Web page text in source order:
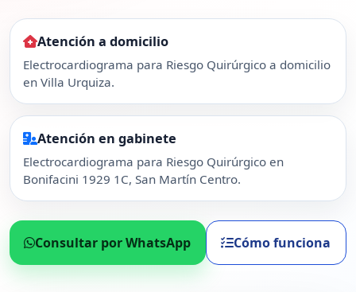
Atención a domicilio
Electrocardiograma para Riesgo Quirúrgico a domicilio
en Villa Urquiza.
Atención en gabinete
Electrocardiograma para Riesgo Quirúrgico en
Bonifacini 1929 1C, San Martín Centro.
Consultar por WhatsApp Cómo funciona